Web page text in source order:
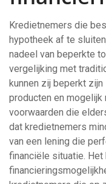
Kredietnemers die
hypotheek af te
nadeel van beperkte
vergelijking met
kunnen zij beperkt zijn
producten en
voorwaarden die
dat kredietnemers
van een lening die
financiële situatie. Het